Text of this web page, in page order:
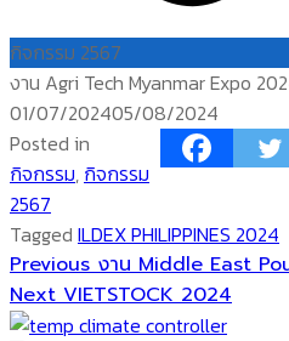
กิจกรรม 2567
งาน Agri Tech Myanmar Expo
Posted
on
01/07/202405/08/2024
Posted in
กิจกรรม, กิจกรรม
2567
Tagged ILDEX PHILIPPINES 2024
แนะแนว
เรื่อง
Previous Previous
post:
งาน Middle East
Next Next
post:
VIETSTOCK 2024